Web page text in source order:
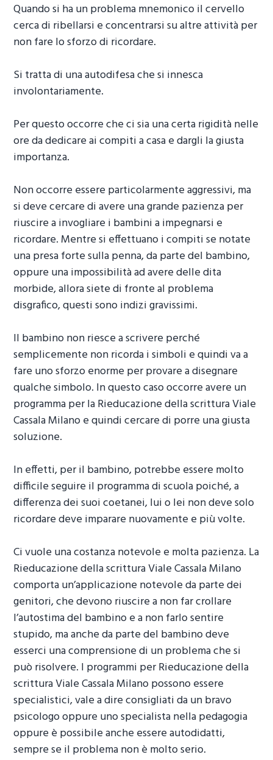
Quando si ha un problema mnemonico il cervello
cerca di ribellarsi e concentrarsi su altre attività per
non fare lo sforzo di ricordare.
Si tratta di una autodifesa che si innesca
involontariamente.
Per questo occorre che ci sia una certa rigidità nelle
ore da dedicare ai compiti a casa e dargli la giusta
importanza.
Non occorre essere particolarmente aggressivi, ma
si deve cercare di avere una grande pazienza per
riuscire a invogliare i bambini a impegnarsi e
ricordare. Mentre si effettuano i compiti se notate
una presa forte sulla penna, da parte del bambino,
oppure una impossibilità ad avere delle dita
morbide, allora siete di fronte al problema
disgrafico, questi sono indizi gravissimi.
Il bambino non riesce a scrivere perché
semplicemente non ricorda i simboli e quindi va a
fare uno sforzo enorme per provare a disegnare
qualche simbolo. In questo caso occorre avere un
programma per laRieducazione della scrittura Viale
Cassala Milanoe quindi cercare di porre una giusta
soluzione.
In effetti, per il bambino, potrebbe essere molto
difficile seguire il programma di scuola poiché, a
differenza dei suoi coetanei, lui o lei non deve solo
ricordare deve imparare nuovamente e più volte.
Ci vuole una costanza notevole e molta pazienza. La
Rieducazione della scrittura Viale Cassala Milano
comporta un’applicazione notevole da parte dei
genitori, che devono riuscire a non far crollare
l’autostima del bambino e a non farlo sentire
stupido, ma anche da parte del bambino deve
esserci una comprensione di un problema che si
può risolvere. I programmi perRieducazione della
scrittura Viale Cassala Milanopossono essere
specialistici, vale a dire consigliati da un bravo
psicologo oppure uno specialista nella pedagogia
oppure è possibile anche essere autodidatti,
sempre se il problema non è molto serio.